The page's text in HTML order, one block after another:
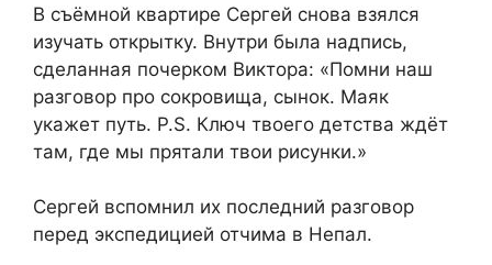
В съёмной квартире Сергей снова взялся
изучать открытку. Внутри была надпись,
сделанная почерком Виктора: «Помни наш
разговор про сокровища, сынок. Маяк
укажет путь. P.S. Ключ твоего детства ждёт
там, где мы прятали твои рисунки.»
Сергей вспомнил их последний разговор
перед экспедицией отчима в Непал.